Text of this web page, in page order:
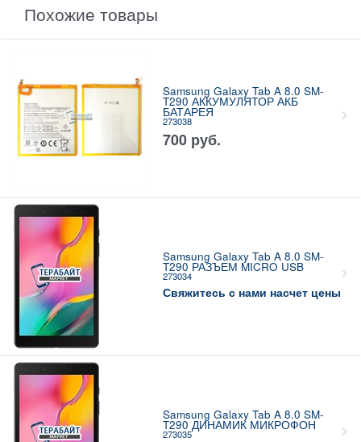
Похожие товары
Samsung Galaxy Tab A 8.0 SM-
T290 АККУМУЛЯТОР АКБ
БАТАРЕЯ
273038
700 руб.
Samsung Galaxy Tab A 8.0 SM-
T290 РАЗЪЕМ MICRO USB
273034
Свяжитесь с нами насчет цены
Samsung Galaxy Tab A 8.0 SM-
T290 ДИНАМИК МИКРОФОН
273035